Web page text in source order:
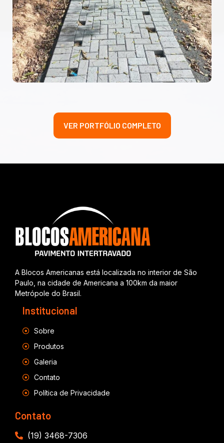
VER PORTFÓLIO COMPLETO
A Blocos Americanas está localizada no interior de São
Paulo, na cidade de Americana a 100km da maior
Metrópole do Brasil.
Institucional
Sobre
Produtos
Galeria
Contato
Política de Privacidade
Contato
(19) 3468-7306